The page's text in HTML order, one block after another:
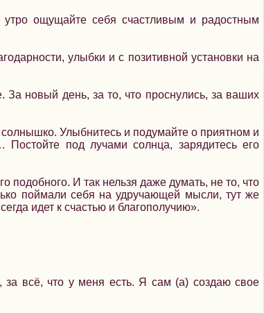
ощущайте себя счастливым и радостным
улыбки и с позитивной установки на
новый день, за то, что проснулись, за ваших
Улыбнитесь и подумайте о приятном и
под лучами солнца, зарядитесь его
подобного. И так нельзя даже думать, не то, что
поймали себя на удручающей мысли, тут же
идет к счастью и благополучию».
за всё, что у меня есть. Я сам (а) создаю свое